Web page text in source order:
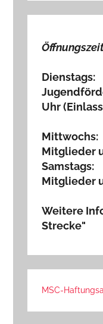
Dienstags:
Uhr
Mittwochs:
Mitglieder
Samstags:
Mitglieder
Weitere
Strecke"
MSC-